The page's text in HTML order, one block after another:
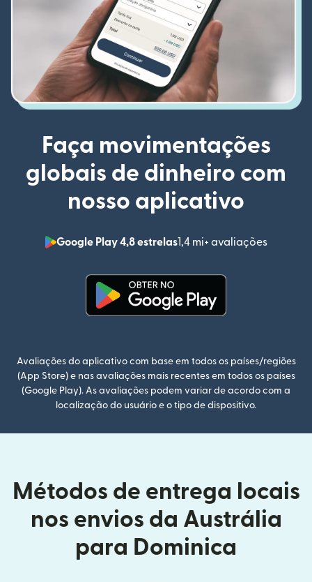
Faça movimentações
globais de dinheiro com
nosso aplicativo
Google Play 4,8 estrelas1,4 mi+ avaliações
(abre
Avaliações do aplicativo com base em todos os países/regiões
(App Store) e nas avaliações mais recentes em todos os países
(Google Play). As avaliações podem variar de acordo com a
localização do usuário e o tipo de dispositivo.
Métodos de entrega locais
nos envios da Austrália
para Dominica